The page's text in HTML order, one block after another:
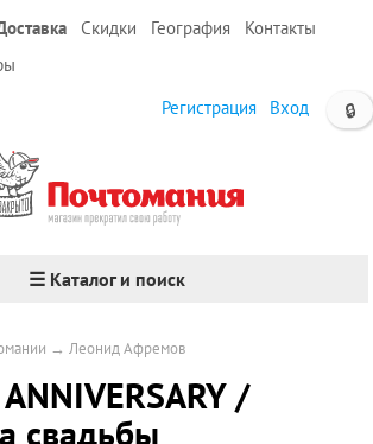
Скидки География
Контакты
🔒
Регистрация Вход
☰ Каталог и поиск
→Леонид Афремов
/
свадьбы